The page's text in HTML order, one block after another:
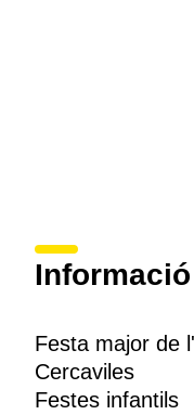
Festa major de
Cercaviles
Festes infantils